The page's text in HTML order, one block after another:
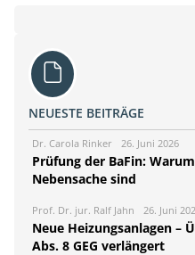
NEUESTE BEITRÄGE
Dr. Carola Rinker 26. Juni 2026
Prüfung der BaFin:
Nebensache sind
Prof. Dr. jur. Ralf Jahn 26. Juni
Neue Heizungsanlagen –
Abs. 8 GEG verlängert